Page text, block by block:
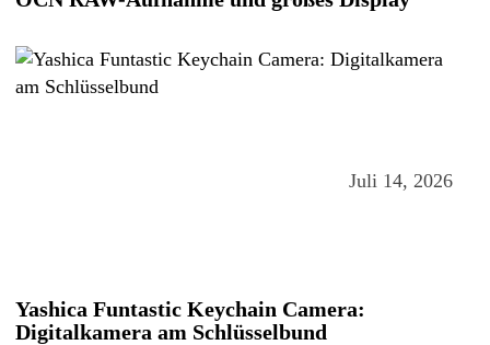
Juli 14, 2026
Yashica Funtastic Keychain Camera:
Digitalkamera am Schlüsselbund